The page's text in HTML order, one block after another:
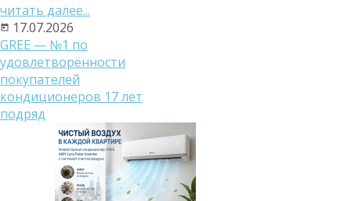
читать далее...
17.07.2026
GREE — №1 по
удовлетворённости
покупателей
кондиционеров 17 лет
подряд